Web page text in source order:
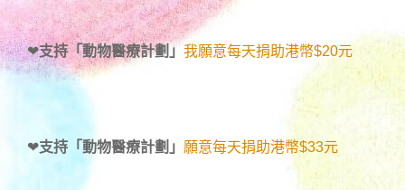
❤支持「動物醫療計劃」 我願意每天捐助港幣$20元
❤支持「動物醫療計劃」 願意每天捐助港幣$33元